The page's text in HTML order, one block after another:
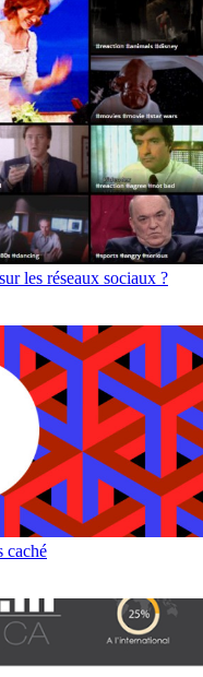
les réseaux sociaux ?
caché